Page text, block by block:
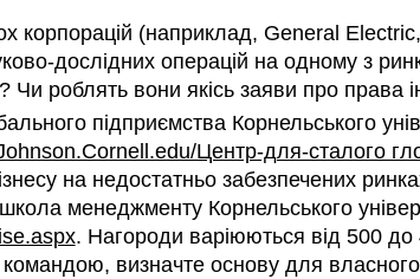
корпорацій (наприклад, General
дослідних операцій на одному з
роблять вони якісь заяви про права
підприємства Корнельського
Центр-для-сталого
на недостатньо забезпечених
менеджменту Корнельського
. Нагороди варіюються від 500
визначте основу для власного